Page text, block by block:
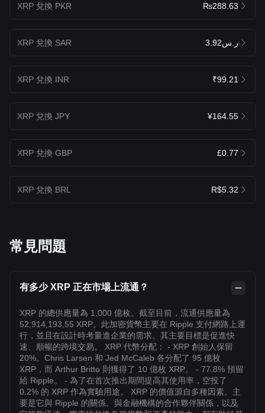
XRP 兌換 PKR ₨288.63
XRP 兌換 SAR ر.س3.92
XRP 兌換 INR ₹99.21
XRP 兌換 JPY ¥164.55
XRP 兌換 GBP £0.77
XRP 兌換 BRL R$5.32
常見問題
有多少 XRP 正在市場上流通？
XRP 的總供應量為 1,000 億枚。截至目前，流通供應量為
52,914,193,55 XRP。此加密貨幣主要在 Ripple 支付網路上運
行，並且在設計時考量進企業的需求。其主要目標是促進快
速、順暢的跨境交易。 XRP 代幣分配： - XRP 創始人保留
20%。Chris Larsen 和 Jed McCaleb 各分配了 95 億枚
XRP，而 Arthur Britto 則獲得了 10 億枚 XRP。 - 77.8% 預留
給 Ripple。 - 為了在首次推出期間提高其使用率，空投了
0.2% 的 XRP 作為實驗用途。 XRP 的價值源自多種因素。主
要是它與 Ripple 的關係、與金融機構的合作夥伴關係，以及